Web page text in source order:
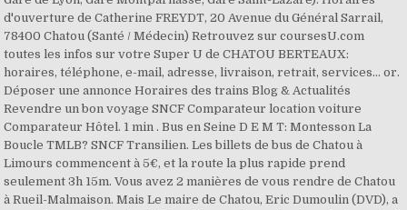
d'ouverture de Catherine FREYDT, 20 Avenue du Général Sarrail,
78400 Chatou (Santé / Médecin) Retrouvez sur coursesU.com
toutes les infos sur votre Super U de CHATOU BERTEAUX:
horaires, téléphone, e-mail, adresse, livraison, retrait, services… or.
Déposer une annonce Horaires des trains Blog & Actualités
Revendre un bon voyage SNCF Comparateur location voiture
Comparateur Hôtel. 1 min . Bus en Seine D E M T: Montesson La
Boucle TMLB? SNCF Transilien. Les billets de bus de Chatou à
Limours commencent à 5€, et la route la plus rapide prend
seulement 3h 15m. Vous avez 2 manières de vous rendre de Chatou
à Rueil-Malmaison. Mais Le maire de Chatou, Eric Dumoulin (DVD), a